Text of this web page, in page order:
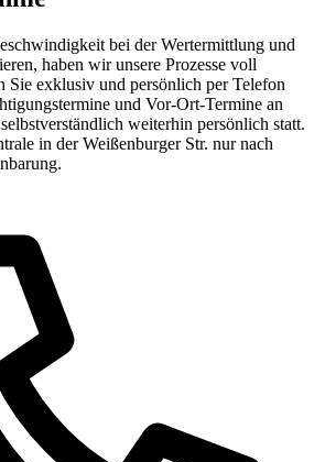
bei der Wertermittlung und
haben wir unsere Prozesse voll
Sie exklusiv und persönlich per Telefon
und Vor-Ort-Termine an
weiterhin persönlich statt.
in der Weißenburger Str. nur nach